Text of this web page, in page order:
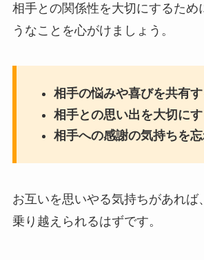
相手との関係性を大切にするため
うなことを心がけましょう。
相手の悩みや喜びを共有
相手との思い出を大切に
相手への感謝の気持ちを
お互いを思いやる気持ちがあれば
乗り越えられるはずです。